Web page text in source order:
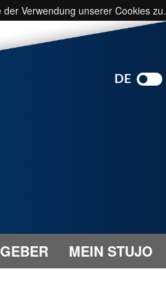
Verwendung unserer Cookies zu.
DE
MEIN STUJO